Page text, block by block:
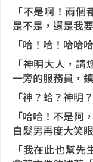
「不是啊！兩
是不是，還是我
「哈！哈！哈哈
「神明大人，
一旁的服務員，
「神？蛤？神明
「哈哈！不是阿
白髮男再度大笑
「我在此也幫